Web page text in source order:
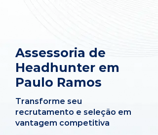
Assessoria de
Headhunter em
Paulo Ramos
Transforme seu
recrutamento e seleção em
vantagem competitiva